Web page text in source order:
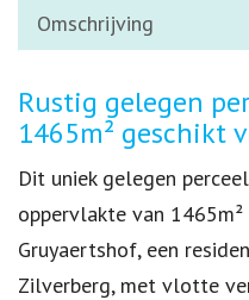
Omschrijving
Omschrijving
Rustig gelegen
1465m² geschikt
Dit uniek gelegen
oppervlakte van
Gruyaertshof, een
Zilverberg, met vlotte